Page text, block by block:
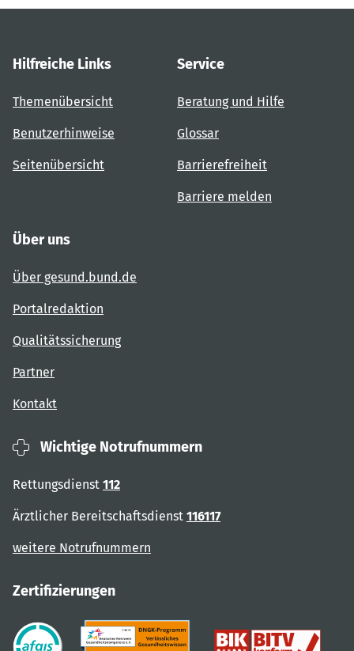
Hilfreiche Links
Themenübersicht
Benutzerhinweise
Seitenübersicht
Service
Beratung und Hilfe
Glossar
Barrierefreiheit
Barriere melden
Über uns
Über gesund.bund.de
Portalredaktion
Qualitätssicherung
Partner
Kontakt
Wichtige Notrufnummern
Rettungsdienst 112
Ärztlicher Bereitschaftsdienst 116117
weitere Notrufnummern
Zertifizierungen